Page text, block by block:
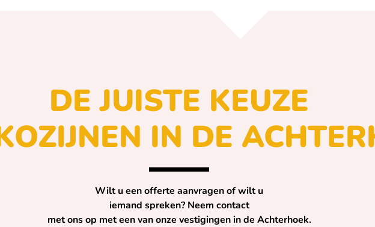
DE JUISTE KEUZE
IN DE
Wilt u een offerte aanvragen of wilt u
iemand spreken? Neem contact
met ons op met een van onze vestigingen in de Achterhoek.